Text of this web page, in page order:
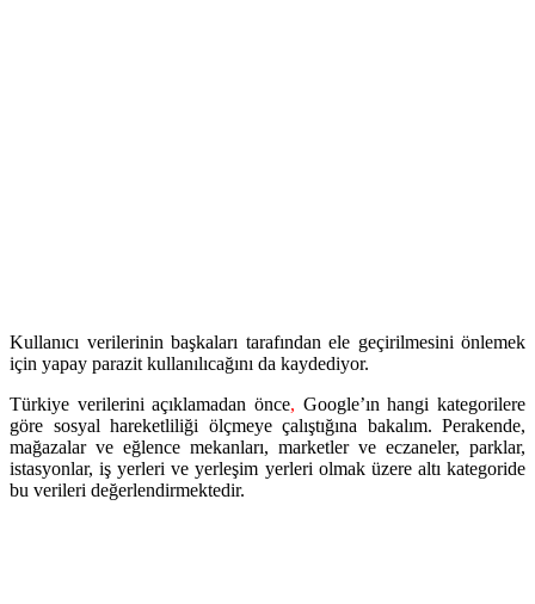
Kullanıcı verilerinin başkaları tarafından ele geçirilmesini önlemek
için yapay parazit kullanılıcağını da kaydediyor.
Türkiye verilerini açıklamadan önce, Google’ın hangi kategorilere
göre sosyal hareketliliği ölçmeye çalıştığına bakalım. Perakende,
mağazalar ve eğlence mekanları, marketler ve eczaneler, parklar,
istasyonlar, iş yerleri ve yerleşim yerleri olmak üzere altı kategoride
bu verileri değerlendirmektedir.